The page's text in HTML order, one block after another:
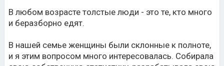
В любом возрасте толстые люди - это те, кто много
и беразборно едят.
В нашей семье женщины были склонные к полноте,
и я этим вопросом много интересовалась. Собирала